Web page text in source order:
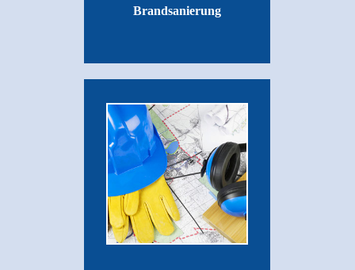
Brandsanierung